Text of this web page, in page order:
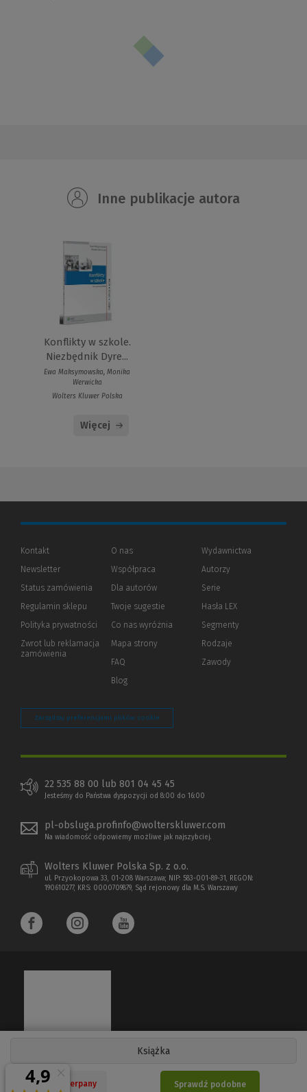
Książka
Nakład wyczerpany Sprawdź podobne
Inne publikacje autora
Konflikty w szkole.
Niezbędnik Dyre...
Ewa Maksymowska, Monika
Werwicka
Wolters Kluwer Polska
Więcej
Kontakt
Newsletter
Status zamówienia
Regulamin sklepu
Polityka prywatności (Nowe
(Link
innej
Zwrot lub reklamacja
zamówienia
O nas
Współpraca
Dla autorów(Nowe
(Link
innej
strony)
Twoje sugestie
Co nas wyróżnia
Mapa strony
FAQ
Blog
Wydawnictwa
Autorzy
Serie
Hasła LEX
Segmenty
Rodzaje
Zawody
Zarządzaj preferencjami plików cookie
22 535 88 00 lub 801 04 45 45
Jesteśmy do Państwa dyspozycji od 8:00 do 16:00
pl-obsluga.profinfo@wolterskluwer.com
Na wiadomość odpowiemy możliwe jak najszybciej.
Wolters Kluwer Polska Sp. z o.o.
ul. Przyokopowa 33, 01-208 Warszawa; NIP: 583-001-89-31, REGON:
190610277, KRS: 0000709879, Sąd rejonowy dla M.S. Warszawy
Copyright 1997 - 2026 Wolters Kluwer Polska Sp. z o.o.